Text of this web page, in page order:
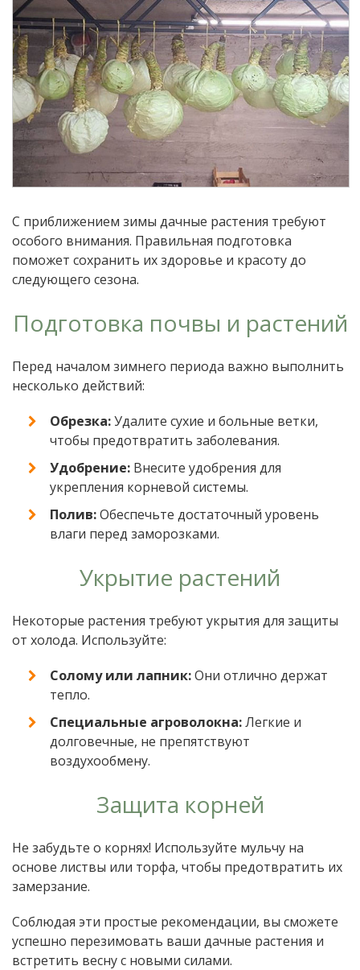
С приближением зимы дачные растения требуют
особого внимания. Правильная подготовка
поможет сохранить их здоровье и красоту до
следующего сезона.
Подготовка почвы и растений
Перед началом зимнего периода важно выполнить
несколько действий:
Обрезка:Удалите сухие и больные ветки,
чтобы предотвратить заболевания.
Удобрение: Внесите удобрения для
укрепления корневой системы.
Полив:Обеспечьте достаточный уровень
влаги перед заморозками.
Укрытие растений
Некоторые растения требуют укрытия для защиты
от холода. Используйте:
Солому или лапник:Они отлично держат
тепло.
Специальные агроволокна:Легкие и
долговечные, не препятствуют
воздухообмену.
Защита корней
Не забудьте о корнях! Используйте мульчу на
основе листвы или торфа, чтобы предотвратить их
замерзание.
Соблюдая эти простые рекомендации, вы сможете
успешно перезимовать ваши дачные растения и
встретить весну с новыми силами.